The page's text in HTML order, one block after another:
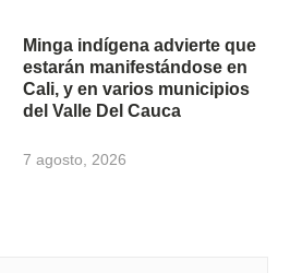
Minga indígena advierte que
estarán manifestándose en
Cali, y en varios municipios
del Valle Del Cauca
7 agosto, 2026